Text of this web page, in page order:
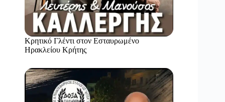
Κρητικό Γλέντι στον Εσταυρωμένο
Ηρακλείου Κρήτης